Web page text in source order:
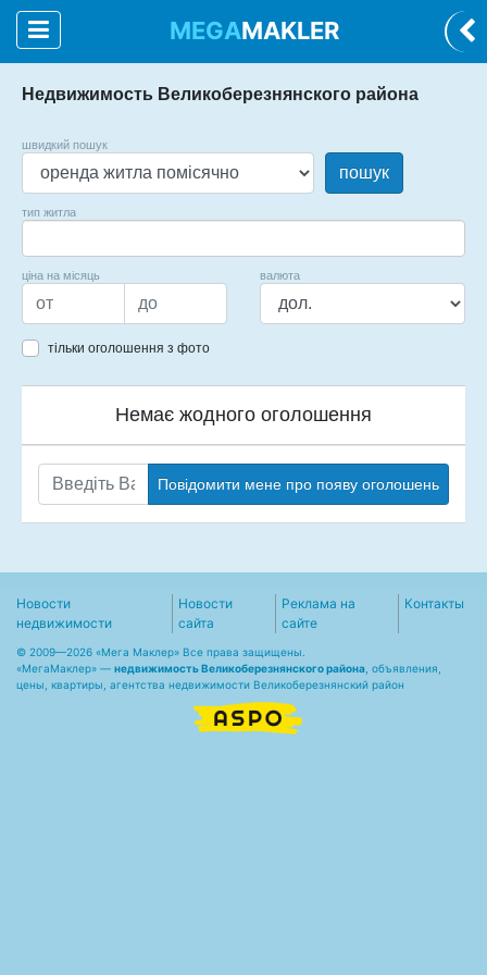
MEGAMAKLER
Недвижимость Великоберезнянского района
швидкий пошук
пошук
тип житла
ціна на місяць валюта
тільки оголошення з фото
Немає жодного оголошення
Повідомити мене про появу оголошень
Новости
недвижимости
Новости
сайта
Реклама на
сайте
Контакты
© 2009—2026 «Мега Маклер» Все права защищены.
«МегаМаклер» — недвижимость Великоберезнянского района , объявления,
цены, квартиры, агентства недвижимости Великоберезнянский район